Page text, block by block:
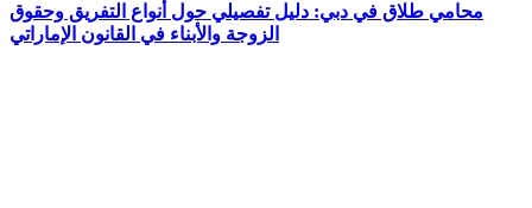
محامي طلاق في دبي: دليل تفصيلي حول أنواع التفريق وحقوق
الزوجة والأبناء في القانون الإماراتي